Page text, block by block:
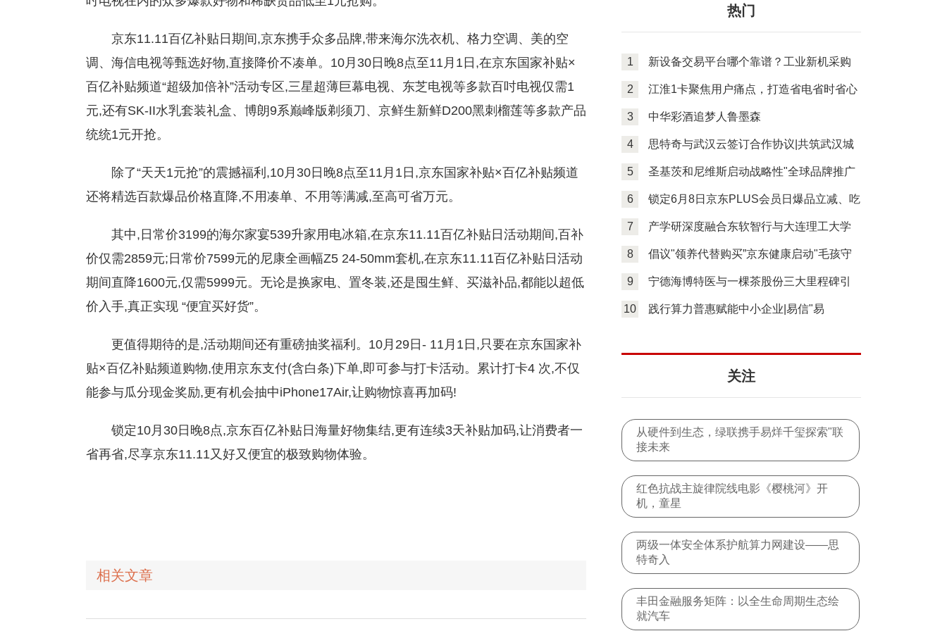
京东11.11百亿补贴日期间,京东携手众多品牌,带来海尔洗衣机、格力空调、美的空
调、海信电视等甄选好物,直接降价不凑单。10月30日晚8点至11月1日,在京东国家补贴×
百亿补贴频道“超级加倍补”活动专区,三星超薄巨幕电视、东芝电视等多款百吋电视仅需1
元,还有SK-II水乳套装礼盒、博朗9系巅峰版剃须刀、京鲜生新鲜D200黑刺榴莲等多款产品
统统1元开抢。
除了“天天1元抢”的震撼福利,10月30日晚8点至11月1日,京东国家补贴×百亿补贴频道
还将精选百款爆品价格直降,不用凑单、不用等满减,至高可省万元。
其中,日常价3199的海尔家宴539升家用电冰箱,在京东11.11百亿补贴日活动期间,百补
价仅需2859元;日常价7599元的尼康全画幅Z5 24-50mm套机,在京东11.11百亿补贴日活动
期间直降1600元,仅需5999元。无论是换家电、置冬装,还是囤生鲜、买滋补品,都能以超低
价入手,真正实现 “便宜买好货”。
更值得期待的是,活动期间还有重磅抽奖福利。10月29日- 11月1日,只要在京东国家补
贴×百亿补贴频道购物,使用京东支付(含白条)下单,即可参与打卡活动。累计打卡4 次,不仅
能参与瓜分现金奖励,更有机会抽中iPhone17Air,让购物惊喜再加码!
锁定10月30日晚8点,京东百亿补贴日海量好物集结,更有连续3天补贴加码,让消费者一
省再省,尽享京东11.11又好又便宜的极致购物体验。
相关文章
热门
1
新设备交易平台哪个靠谱？工业新机采购
2
江淮1卡聚焦用户痛点，打造省电省时省心
3
中华彩酒追梦人鲁墨森
4
思特奇与武汉云签订合作协议|共筑武汉城
5
圣基茨和尼维斯启动战略性"全球品牌推广
6
锁定6月8日京东PLUS会员日爆品立减、吃
7
产学研深度融合东软智行与大连理工大学
8
倡议"领养代替购买”京东健康启动"毛孩守
9
宁德海博特医与一棵茶股份三大里程碑引
10
践行算力普惠赋能中小企业|易信"易
关注
从硬件到生态，绿联携手易烊千玺探索"联
接未来
红色抗战主旋律院线电影《樱桃河》开
机，童星
两级一体安全体系护航算力网建设——思
特奇入
丰田金融服务矩阵：以全生命周期生态绘
就汽车